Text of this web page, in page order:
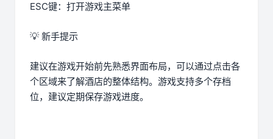
ESC键：打开游戏主菜单
💡 新手提示
建议在游戏开始前先熟悉界面布局，可以通过点击各
个区域来了解酒店的整体结构。游戏支持多个存档
位，建议定期保存游戏进度。